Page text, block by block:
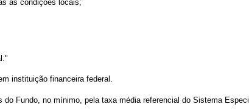
às condições locais;
instituição financeira federal.
Fundo, no mínimo, pela taxa média referencial do Sistema